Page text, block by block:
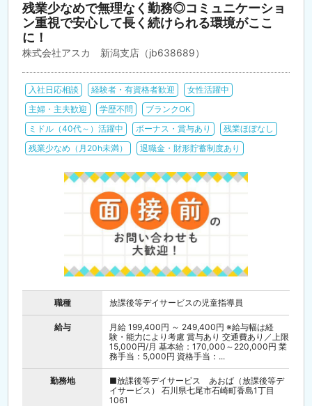
残業少なめで無理なく勤務◎コミュニケーショ
ン重視で安心して長く続けられる環境がここ
に！
株式会社アスカ 新潟支店（jb638689）
入社日応相談 経験者・有資格者歓迎
女性活躍中
主婦・主夫歓迎
学歴不問
ブランクOK
ミドル（40代～）活躍中
ボーナス・賞与あり
残業ほぼなし
残業少なめ（月20h未満）
退職金・財形貯蓄制度あり
職種 放課後等デイサービスの児童指導員
給与
月給 199,400円 ～ 249,400円 ※給与幅は経
験・能力により考慮 賞与あり 交通費あり／上限
15,000円/月 基本給：170,000～220,000円 業
務手当：5,000円 資格手当：...
勤務地
■放課後等デイサービス あおば（放課後等デ
イサービス） 石川県七尾市石崎町香島1丁目
1061